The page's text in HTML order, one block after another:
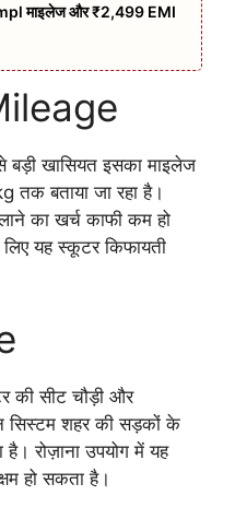
माइलेज और ₹2,499 EMI
खासियत इसका माइलेज
बताया जा रहा है।
का खर्च काफी कम हो
यह स्कूटर किफायती
की सीट चौड़ी और
सिस्टम शहर की सड़कों के
रोज़ाना उपयोग में यह
हो सकता है।